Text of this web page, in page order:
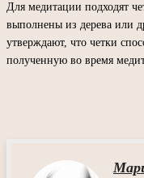
Для медитации подходят
выполнены из дерева или
утверждают, что четки
полученную во время